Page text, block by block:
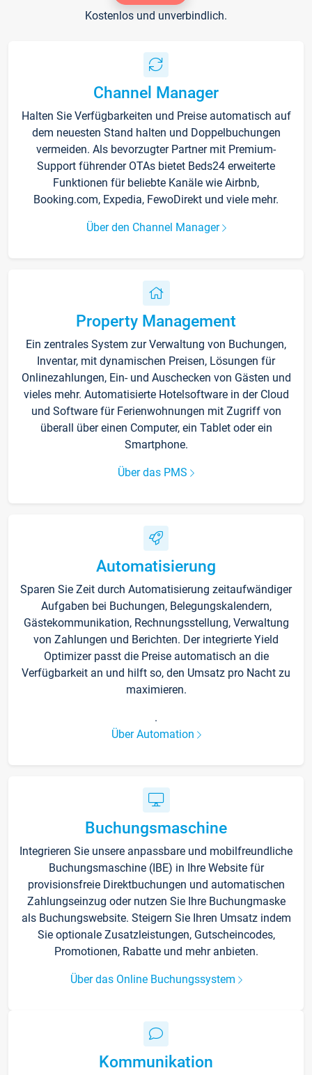
Kostenlos und unverbindlich.
Channel Manager
Halten Sie Verfügbarkeiten und Preise automatisch auf
dem neuesten Stand halten und Doppelbuchungen
vermeiden. Als bevorzugter Partner mit Premium-
Support führender OTAs bietet Beds24 erweiterte
Funktionen für beliebte Kanäle wie Airbnb,
Booking.com, Expedia, FewoDirekt und viele mehr.
Über den Channel Manager
Property Management
Ein zentrales System zur Verwaltung von Buchungen,
Inventar, mit dynamischen Preisen, Lösungen für
Onlinezahlungen, Ein- und Auschecken von Gästen und
vieles mehr. Automatisierte Hotelsoftware in der Cloud
und Software für Ferienwohnungen mit Zugriff von
überall über einen Computer, ein Tablet oder ein
Smartphone.
Über das PMS
Automatisierung
Sparen Sie Zeit durch Automatisierung zeitaufwändiger
Aufgaben bei Buchungen, Belegungskalendern,
Gästekommunikation, Rechnungsstellung, Verwaltung
von Zahlungen und Berichten. Der integrierte Yield
Optimizer passt die Preise automatisch an die
Verfügbarkeit an und hilft so, den Umsatz pro Nacht zu
maximieren.
.
Über Automation
Buchungsmaschine
Integrieren Sie unsere anpassbare und mobilfreundliche
Buchungsmaschine (IBE) in Ihre Website für
provisionsfreie Direktbuchungen und automatischen
Zahlungseinzug oder nutzen Sie Ihre Buchungmaske
als Buchungswebsite. Steigern Sie Ihren Umsatz indem
Sie optionale Zusatzleistungen, Gutscheincodes,
Promotionen, Rabatte und mehr anbieten.
Über das Online Buchungssystem
Kommunikation